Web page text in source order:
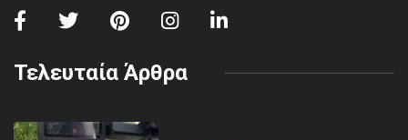
Τελευταία Άρθρα